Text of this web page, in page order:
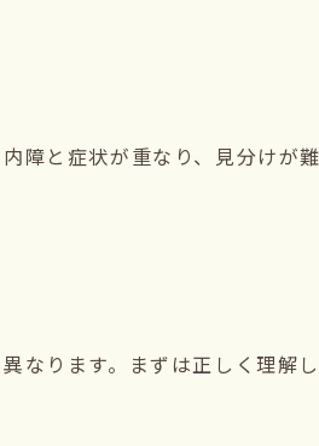
障と症状が重なり、見分けが
なります。まずは正しく理解